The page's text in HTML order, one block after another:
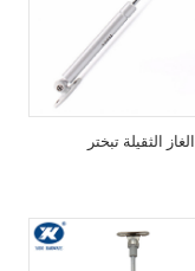
الغاز الثقيلة تبختر